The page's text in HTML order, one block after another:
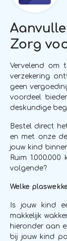
Zorg
Vervelend om
verzekering
geen
voordeel
deskundige
Bestel direct
en met onze
jouw kind
Ruim
volgende?
Welke
Is jouw kind
makkelijk
hieronder aan
bij jouw kind